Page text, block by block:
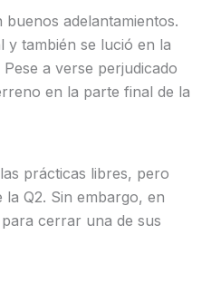
adelantamientos.
y también se lució en la
a verse perjudicado
en la parte final de la
prácticas libres, pero
la Q2. Sin embargo, en
cerrar una de sus